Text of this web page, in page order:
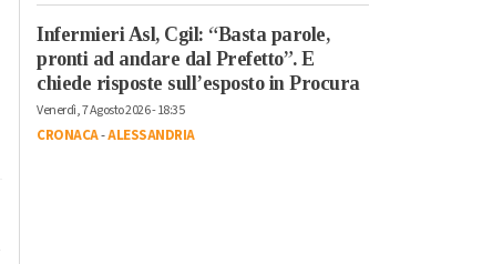
Infermieri Asl, Cgil: “Basta parole,
pronti ad andare dal Prefetto”. E
chiede risposte sull’esposto in Procura
Venerdì, 7 Agosto 2026 - 18:35
CRONACA-ALESSANDRIA